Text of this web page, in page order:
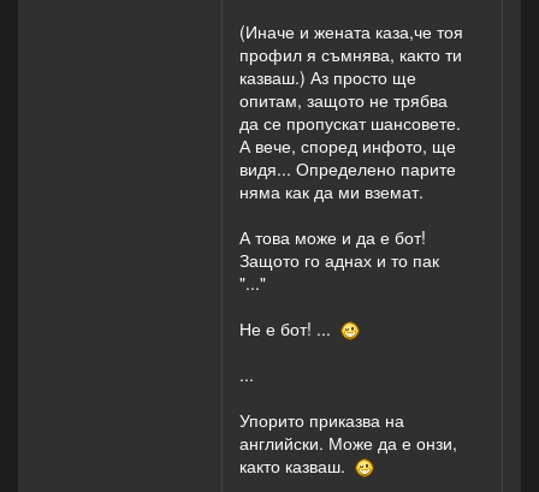
(Иначе и жената каза,че тоя
профил я съмнява, както ти
казваш.) Аз просто ще
опитам, защото не трябва
да се пропускат шансовете.
А вече, според инфото, ще
видя... Определено парите
няма как да ми вземат.
А това може и да е бот!
Защото го аднах и то пак
"..."
Не е бот! ...
...
Упорито приказва на
английски. Може да е онзи,
както казваш.